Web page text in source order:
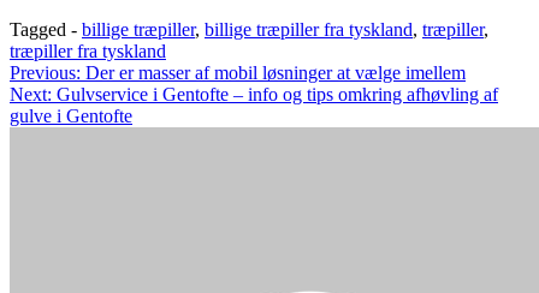
Tagged - billige træpiller, billige træpiller fra tyskland, træpiller,
træpiller fra tyskland
Indlægsnavigation
Previous: Der er masser af mobil løsninger at vælge imellem
Next: Gulvservice i Gentofte – info og tips omkring afhøvling af
gulve i Gentofte